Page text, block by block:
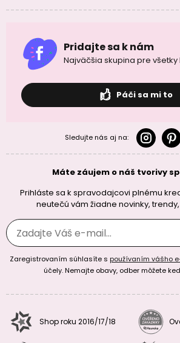
Pridajte sa k nám
Najväčšia skupina pre
Páči sa mi to
Sledujte nás aj na:
Máte záujem o náš tvorivy
Prihláste sa k spravodajcovi plnému
neutečú vám žiadne novinky,
Zaregistrovaním súhlasíte s používaním vášho
účely. Nemajte obavy, odber môžete
Shop roku 2016/17/18